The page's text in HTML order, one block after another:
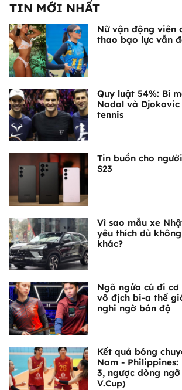
TIN MỚI NHẤT
Nữ vận động viên
thao bạo lực vẫn
Quy luật 54%: Bí
Nadal và Djokovic
tennis
Tin buồn cho
S23
Vì sao mẫu xe
yêu thích dù
khác?
Ngã ngửa cú đi
vô địch bi-a thế
nghi ngờ bán độ
Kết quả bóng
Nam -
3, ngược dòng ngỡ
V.Cup)